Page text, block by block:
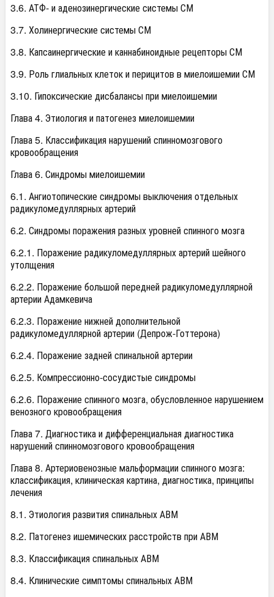
3.6. АТФ- и аденозинергические системы СМ
3.7. Холинергические системы СМ
3.8. Капсаинергические и каннабиноидные рецепторы СМ
3.9. Роль глиальных клеток и перицитов в миелоишемии СМ
3.10. Гипоксические дисбалансы при миелоишемии
Глава 4. Этиология и патогенез миелоишемии
Глава 5. Классификация нарушений спинномозгового
кровообращения
Глава 6. Синдромы миелоишемии
6.1. Ангиотопические синдромы выключения отдельных
радикуломедуллярных артерий
6.2. Синдромы поражения разных уровней спинного мозга
6.2.1. Поражение радикуломедуллярных артерий шейного
утолщения
6.2.2. Поражение большой передней радикуломедуллярной
артерии Адамкевича
6.2.3. Поражение нижней дополнительной
радикуломедуллярной артерии (Депрож-Готтерона)
6.2.4. Поражение задней спинальной артерии
6.2.5. Компрессионно-сосудистые синдромы
6.2.6. Поражение спинного мозга, обусловленное нарушением
венозного кровообращения
Глава 7. Диагностика и дифференциальная диагностика
нарушений спинномозгового кровообращения
Глава 8. Артериовенозные мальформации спинного мозга:
классификация, клиническая картина, диагностика, принципы
лечения
8.1. Этиология развития спинальных АВМ
8.2. Патогенез ишемических расстройств при АВМ
8.3. Классификация спинальных АВМ
8.4. Клинические симптомы спинальных АВМ